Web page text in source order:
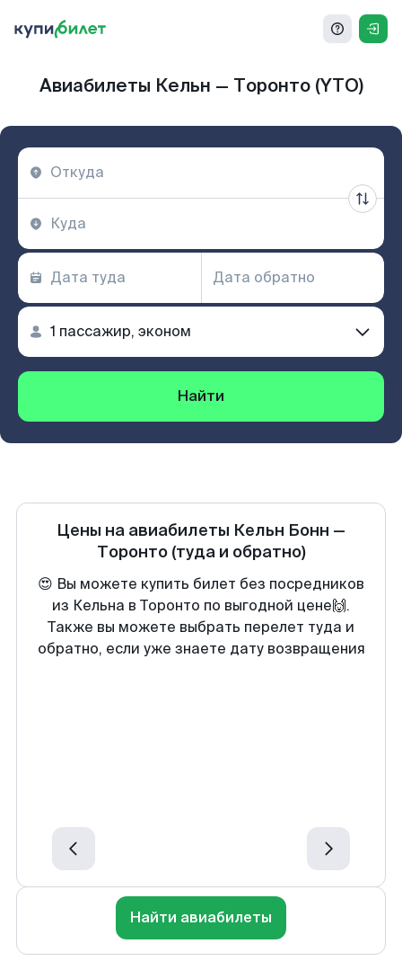
Авиабилеты Кельн — Торонто (YTO)
Найти
Цены на авиабилеты Кельн Бонн —
Торонто (туда и обратно)
😍 Вы можете купить билет без посредников
из Кельна в Торонто по выгодной цене🙌.
Также вы можете выбрать перелет туда и
обратно, если уже знаете дату возвращения
Найти авиабилеты